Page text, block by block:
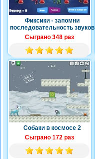
Фиксики - запомни
последовательность звуков
Сыграно 348 раз
Собаки в космосе 2
Сыграно 172 раз